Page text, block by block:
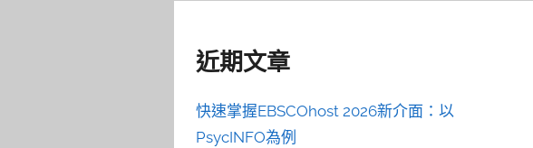
近期文章
快速掌握EBSCOhost 2026新介面：以
PsycINFO為例